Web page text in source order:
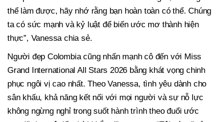
thể làm được, hãy nhớ rằng bạn hoàn toàn có thể. Chúng
ta có sức mạnh và kỷ luật để biến ước mơ thành hiện
thực”, Vanessa chia sẻ.
Người đẹp Colombia cũng nhấn mạnh cô đến với Miss
Grand International All Stars 2026 bằng khát vọng chinh
phục ngôi vị cao nhất. Theo Vanessa, tình yêu dành cho
sân khấu, khả năng kết nối với mọi người và sự nỗ lực
không ngừng nghỉ trong suốt hành trình theo đuổi ước